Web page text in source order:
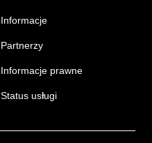
Informacje
Partnerzy
Informacje prawne
Status usługi